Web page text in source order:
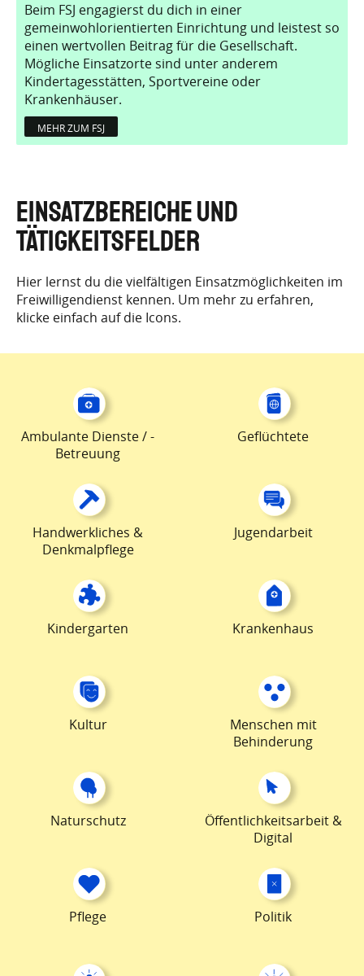
Beim FSJ engagierst du dich in einer
gemeinwohlorientierten Einrichtung und leistest so
einen wertvollen Beitrag für die Gesellschaft.
Mögliche Einsatzorte sind unter anderem
Kindertagesstätten, Sportvereine oder
Krankenhäuser.
MEHR ZUM FSJ
EINSATZBEREICHE UND
TÄTIGKEITSFELDER
Hier lernst du die vielfältigen Einsatzmöglichkeiten im
Freiwilligendienst kennen. Um mehr zu erfahren,
klicke einfach auf die Icons.
Ambulante Dienste / -
Betreuung
Geflüchtete
Handwerkliches &
Denkmalpflege
Jugendarbeit
Kindergarten Krankenhaus
Kultur
Menschen mit
Behinderung
Naturschutz
Öffentlichkeitsarbeit &
Digital
Pflege Politik